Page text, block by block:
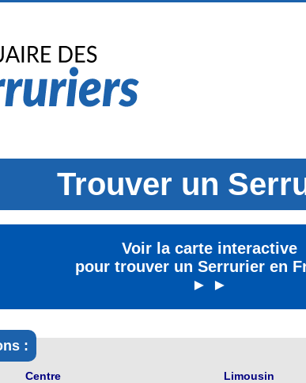
Trouver un
Voir la carte interactive
pour trouver un Serrurier en
► ►
:
Centre
Limousin